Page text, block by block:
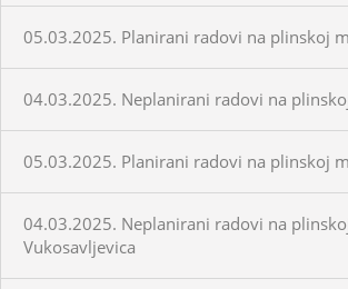
05.03.2025. Planirani radovi na plinskoj
04.03.2025. Neplanirani radovi na
05.03.2025. Planirani radovi na plinskoj
04.03.2025. Neplanirani radovi na
Vukosavljevica